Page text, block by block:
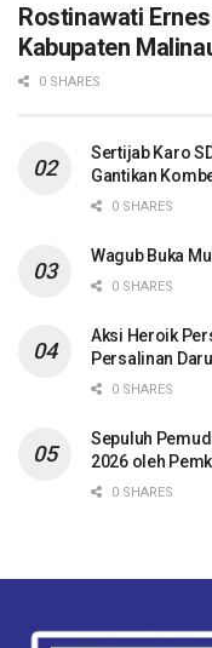
Rostinawati
Kabupaten
0 SHARES
Sertijab Karo
Gantikan
0 SHARES
Wagub Buka
0 SHARES
Aksi Heroik
Persalinan
0 SHARES
Sepuluh
2026 oleh
0 SHARES